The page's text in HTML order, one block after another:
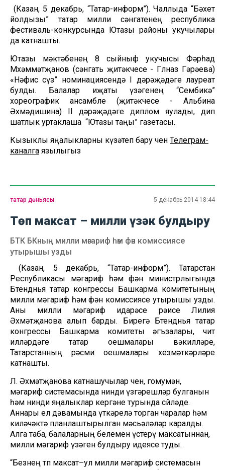
(Казан, 5 декабрь, “Татар-информ”). Чаллыда “Бәхет
йолдызы” татар милли сәнгатенең республика
фестиваль-конкурсында Ютазы районы укучылары
да катнашты.
Ютазы мәктәбенең 8 сыйныф укучысы Фәрһад
Мөхәммәтҗанов (сәнгать җитәкчесе - Гөлназ Гәрәева)
«Нәфис сүз” номинациясендә I дәрәҗәдәге лауреат
булды. Балалар иҗаты үзәгенең “Сөембикә”
хореографик ансамбле (җитәкчесе - Альбина
Әхмәдишина) II дәрәҗәдәге диплом яулады, дип
шатлык уртаклаша “Ютазы таңы” газетасы.
Кызыклы яңалыкларны күзәтеп бару өчен Телеграм-
каналга язылыгыз
татар дөньясы 5 декабрь 2014 18:44
Төп максат – милли үзәк булдыру
БТК БКның милли мәгариф һәм фән комиссиясе
утырышы узды
(Казан, 5 декабрь, “Татар-информ”). Татарстан
Республикасы мәгариф һәм фән министрлыгында
Бөтендөнья татар конгрессы Башкарма комитетының
милли мәгариф һәм фән комиссиясе утырышы узды.
Аны милли мәгариф идарәсе рәисе Лилия
Әхмәтҗанова алып барды. Бирегә Бөтендөнья татар
конгрессы Башкарма комитеты әгъзалары, чит
илләрдәге татар оешмалары вәкилләре,
Татарстанның рәсми оешмалары хезмәткәрләре
катнашты.
Л. Әхмәтҗанова катнашучылар өчен, гомумән,
мәгариф системасында нинди үзгәрешләр булганын
һәм нинди яңалыклар кергәне турында сөйләде.
Аннары ел дәвамында үткәрелә торган чаралар һәм
киләчәктә планлаштырылган мәсьәләләр каралды.
Алга таба, балаларның белемен үстерү максатыннан,
милли мәгариф үзәген булдыру идеясе туды.
“Безнең төп максат–ул милли мәгариф системасын